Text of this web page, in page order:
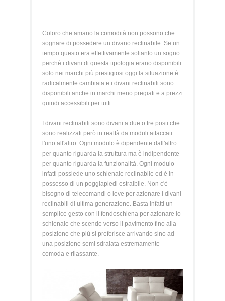
Coloro che amano la comodità non possono che
sognare di possedere un divano reclinabile. Se un
tempo questo era effettivamente soltanto un sogno
perchè i divani di questa tipologia erano disponibili
solo nei marchi più prestigiosi oggi la situazione è
radicalmente cambiata e i divani reclinabili sono
disponibili anche in marchi meno pregiati e a prezzi
quindi accessibili per tutti.
I divani reclinabili sono divani a due o tre posti che
sono realizzati però in realtà da moduli attaccati
l'uno all'altro. Ogni modulo è dipendente dall'altro
per quanto riguarda la struttura ma è indipendente
per quanto riguarda la funzionalità. Ogni modulo
infatti possiede uno schienale reclinabile ed è in
possesso di un poggiapiedi estraibile. Non c'è
bisogno di telecomandi o leve per azionare i divani
reclinabili di ultima generazione. Basta infatti un
semplice gesto con il fondoschiena per azionare lo
schienale che scende verso il pavimento fino alla
posizione che più si preferisce arrivando sino ad
una posizione semi sdraiata estremamente
comoda e rilassante.